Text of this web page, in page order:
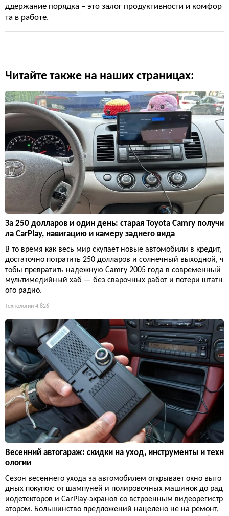
ддержание порядка – это залог продуктивности и комфор
та в работе.
Читайте также на наших страницах:
За 250 долларов и один день: старая Toyota Camry получи
ла CarPlay, навигацию и камеру заднего вида
В то время как весь мир скупает новые автомобили в кредит,
достаточно потратить 250 долларов и солнечный выходной, ч
тобы превратить надежную Camry 2005 года в современный
мультимедийный хаб — без сварочных работ и потери штатн
ого радио.
Технологии 4 826
Весенний автогараж: скидки на уход, инструменты и техн
ологии
Сезон весеннего ухода за автомобилем открывает окно выго
дных покупок: от шампуней и полировочных машинок до рад
иодетекторов и CarPlay-экранов со встроенным видеорегистр
атором. Большинство предложений нацелено не на ремонт,